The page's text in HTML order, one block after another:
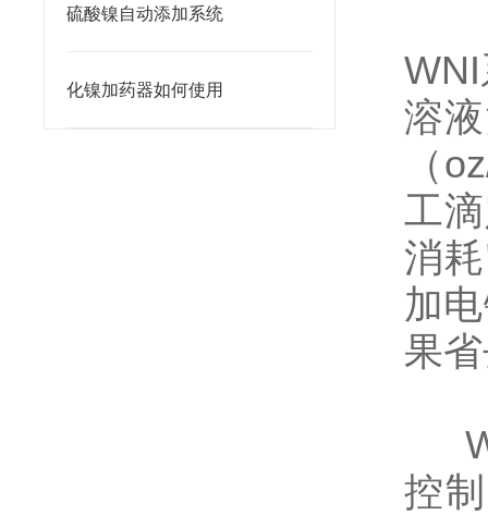
硫酸镍自动添加系统
化镍加药器如何使用 WNI
溶
（
工
消耗
加
果
控